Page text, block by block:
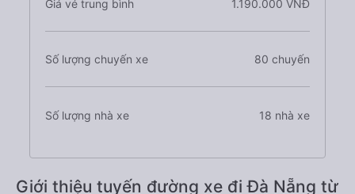
Giá vé trung bình 1.190.000 VNĐ
Số lượng chuyến xe 80 chuyến
Số lượng nhà xe 18 nhà xe
Giới thiệu tuyến đường xe đi Đà Nẵng từ